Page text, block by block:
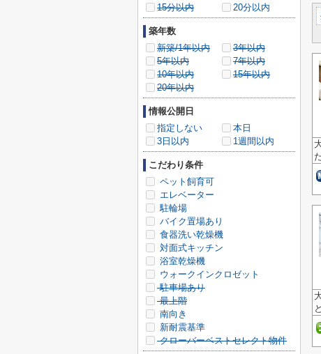
15分以内
20分以内
築年数
新築/1年以内
3年以内
5年以内
7年以内
10年以内
15年以内
20年以内
情報公開日
指定しない
本日
3日以内
1週間以内
こだわり条件
ペット飼育可
エレベーター
駐輪場
バイク置場あり
食器洗い乾燥機
対面式キッチン
浴室乾燥機
ウォークインクロゼット
駐車場あり
最上階
南向き
新耐震基準
クローバーベストセレクト物件